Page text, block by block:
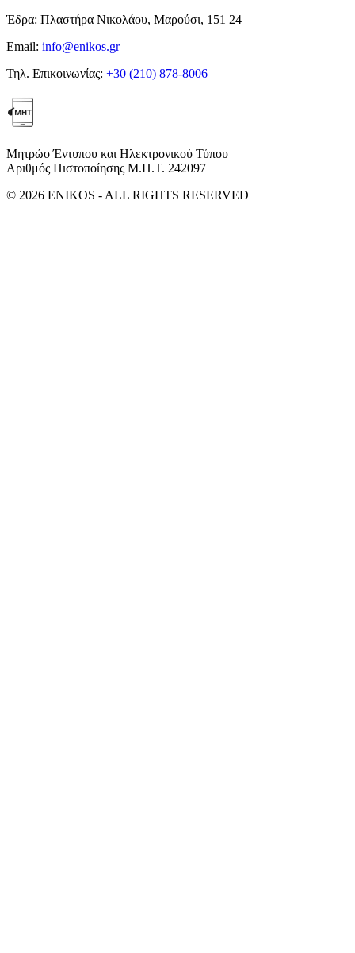
Έδρα: Πλαστήρα Νικολάου, Μαρούσι, 151 24
Email: info@enikos.gr
Τηλ. Επικοινωνίας: +30 (210) 878-8006
Μητρώο Έντυπου και Ηλεκτρονικού Τύπου
Αριθμός Πιστοποίησης Μ.Η.Τ. 242097
© 2026 ENIKOS - ALL RIGHTS RESERVED